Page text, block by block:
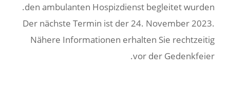
den ambulanten Hospizdienst begleitet wurden.
Der nächste Termin ist der 24. November 2023.
Nähere Informationen erhalten Sie rechtzeitig
vor der Gedenkfeier.